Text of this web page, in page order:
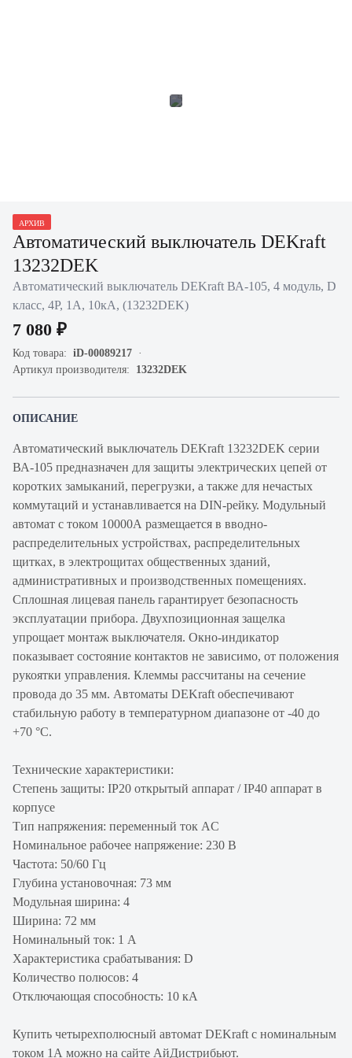
АРХИВ
Автоматический выключатель DEKraft
13232DEK
Автоматический выключатель DEKraft ВА-105, 4 модуль, D
класс, 4P, 1А, 10кА, (13232DEK)
7 080 ₽
Код товара: iD-00089217
Артикул производителя: 13232DEK
ОПИСАНИЕ
Автоматический выключатель DEKraft 13232DEK серии
ВА-105 предназначен для защиты электрических цепей от
коротких замыканий, перегрузки, а также для нечастых
коммутаций и устанавливается на DIN-рейку. Модульный
автомат с током 10000А размещается в вводно-
распределительных устройствах, распределительных
щитках, в электрощитах общественных зданий,
административных и производственных помещениях.
Сплошная лицевая панель гарантирует безопасность
эксплуатации прибора. Двухпозиционная защелка
упрощает монтаж выключателя. Окно-индикатор
показывает состояние контактов не зависимо, от положения
рукоятки управления. Клеммы рассчитаны на сечение
провода до 35 мм. Автоматы DEKraft обеспечивают
стабильную работу в температурном диапазоне от -40 до
+70 °С.
Технические характеристики:
Степень защиты: IP20 открытый аппарат / IP40 аппарат в
корпусе
Тип напряжения: переменный ток AC
Номинальное рабочее напряжение: 230 В
Частота: 50/60 Гц
Глубина установочная: 73 мм
Модульная ширина: 4
Ширина: 72 мм
Номинальный ток: 1 А
Характеристика срабатывания: D
Количество полюсов: 4
Отключающая способность: 10 кА
Купить четырехполюсный автомат DEKraft с номинальным
током 1А можно на сайте АйДистрибьют.